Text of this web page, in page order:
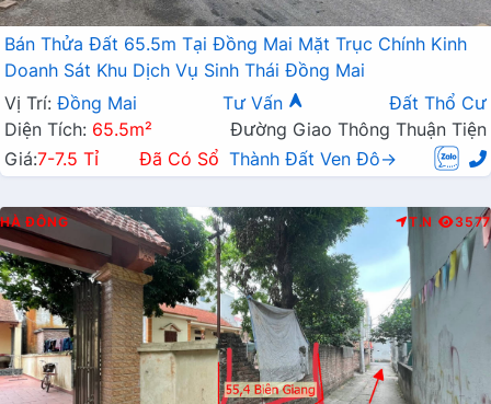
Bán Thửa Đất 65.5m Tại Đồng Mai Mặt Trục Chính Kinh
Doanh Sát Khu Dịch Vụ Sinh Thái Đồng Mai
Vị Trí: Đồng Mai Tư Vấn
Đất Thổ Cư
Diện Tích: 65.5m²
Đường Giao Thông Thuận Tiện
Giá:7-7.5 Tỉ Đã Có Sổ Thành Đất Ven Đô→
HÀ ĐÔNG T.N 3577